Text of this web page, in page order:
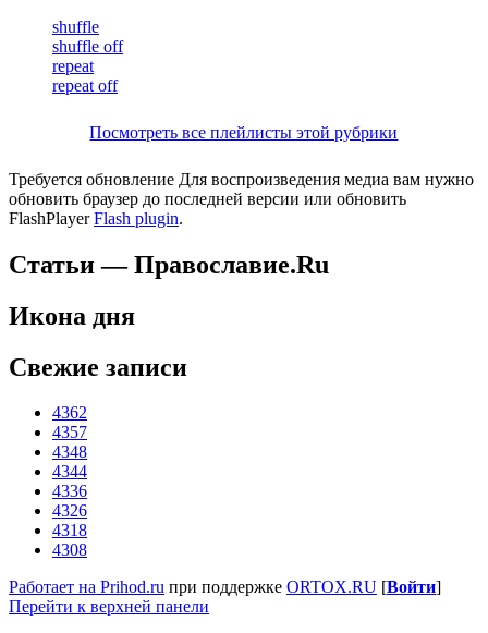
shuffle
shuffle off
repeat
repeat off
Посмотреть все плейлисты этой рубрики
Требуется обновление Для воспроизведения медиа вам нужно
обновить браузер до последней версии или обновить
FlashPlayerFlash plugin.
Статьи — Православие.Ru
Икона дня
Свежие записи
4362
4357
4348
4344
4336
4326
4318
4308
Работает на Prihod.ru при поддержке ORTOX.RU [Войти]
Перейти к верхней панели